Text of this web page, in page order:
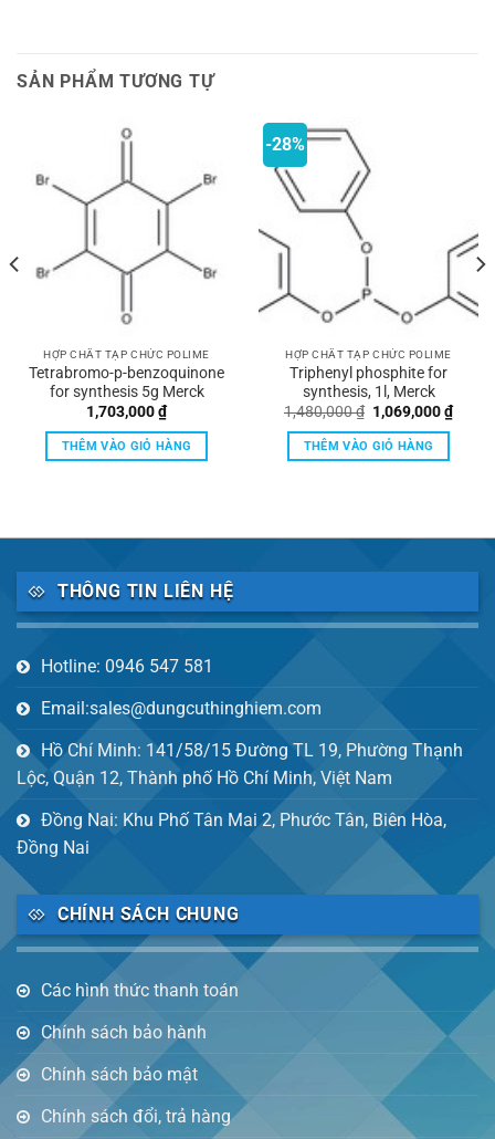
SẢN PHẨM TƯƠNG TỰ
HỢP CHẤT TẠP CHỨC POLIME
Tetrabromo-p-benzoquinone
for synthesis 5g Merck
1,703,000₫
THÊM VÀO GIỎ HÀNG
-28%
HỢP CHẤT TẠP CHỨC POLIME
Triphenyl phosphite for
synthesis, 1l, Merck
1,480,000₫ Giá
gốc
là:
1,480,000 ₫.
1,069,000₫Giá
hiện
THÊM VÀO GIỎ HÀNG
THÔNG TIN LIÊN HỆ
Hotline: 0946 547 581
Email:sales@dungcuthinghiem.com
Hồ Chí Minh: 141/58/15 Đường TL 19, Phường Thạnh
Lộc, Quận 12, Thành phố Hồ Chí Minh, Việt Nam
Đồng Nai: Khu Phố Tân Mai 2, Phước Tân, Biên Hòa,
Đồng Nai
CHÍNH SÁCH CHUNG
Các hình thức thanh toán
Chính sách bảo hành
Chính sách bảo mật
Chính sách đổi, trả hàng